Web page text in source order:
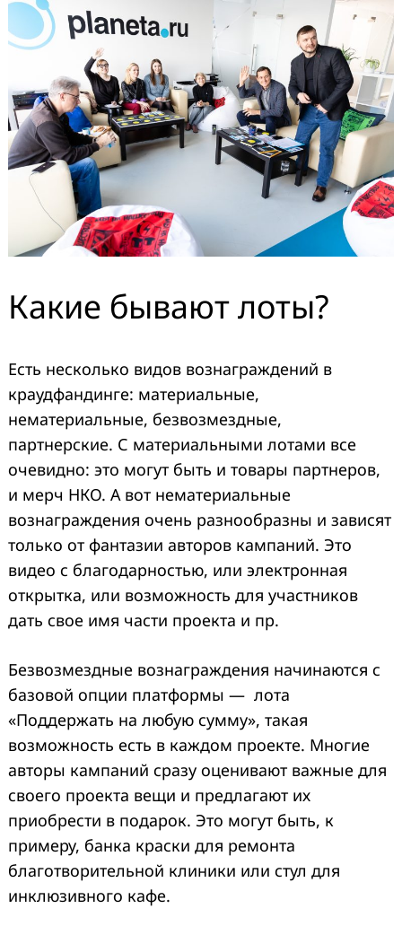
Какие бывают лоты?
Есть несколько видов вознаграждений в
краудфандинге: материальные,
нематериальные, безвозмездные,
партнерские. С материальными лотами все
очевидно: это могут быть и товары партнеров,
и мерч НКО. А вот нематериальные
вознаграждения очень разнообразны и зависят
только от фантазии авторов кампаний. Это
видео с благодарностью, или электронная
открытка, или возможность для участников
дать свое имя части проекта и пр.
Безвозмездные вознаграждения начинаются с
базовой опции платформы — лота
«Поддержать на любую сумму», такая
возможность есть в каждом проекте. Многие
авторы кампаний сразу оценивают важные для
своего проекта вещи и предлагают их
приобрести в подарок. Это могут быть, к
примеру, банка краски для ремонта
благотворительной клиники или стул для
инклюзивного кафе.